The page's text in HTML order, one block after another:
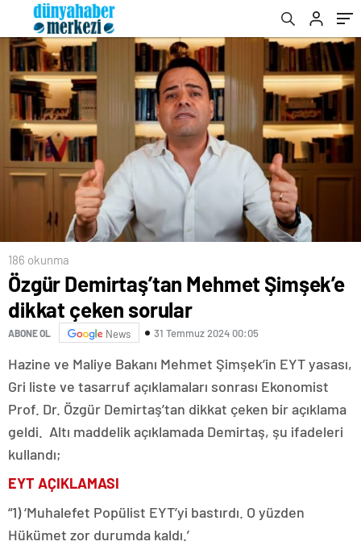
186 okunma
Özgür Demirtaş’tan Mehmet Şimşek’e
dikkat çeken sorular
ABONE OL News 31 Temmuz 2024 00:05
Hazine ve Maliye Bakanı Mehmet Şimşek’in EYT yasası,
Gri liste ve tasarruf açıklamaları sonrası Ekonomist
Prof. Dr. Özgür Demirtaş’tan dikkat çeken bir açıklama
geldi. Altı maddelik açıklamada Demirtaş, şu ifadeleri
kullandı;
EYT AÇIKLAMASI
“1) ‘Muhalefet Popülist EYT’yi bastırdı. O yüzden
Hükümet zor durumda kaldı.’